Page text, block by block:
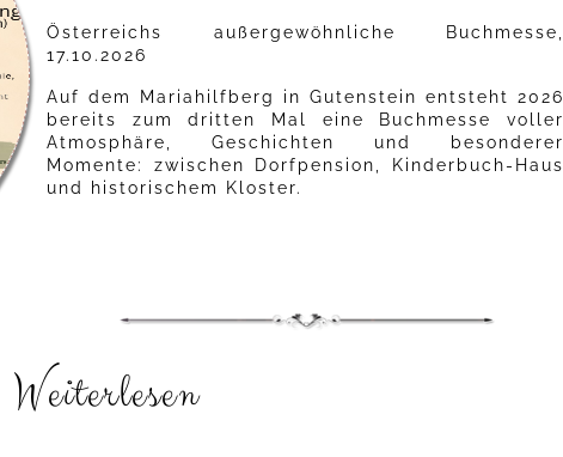
Österreichs außergewöhnliche Buchmesse,
17.10.2026
Auf dem Mariahilfberg in Gutenstein entsteht 2026
bereits zum dritten Mal eine Buchmesse voller
Atmosphäre, Geschichten und besonderer
Momente: zwischen Dorfpension, Kinderbuch-Haus
und historischem Kloster.
Weiterlesen